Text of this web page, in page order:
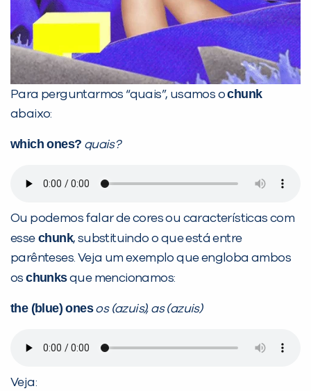
Para perguntarmos “quais”, usamos ochunk
abaixo:
which ones? quais?
Ou podemos falar de cores ou características com
essechunk, substituindo o que está entre
parênteses. Veja um exemplo que engloba ambos
oschunksque mencionamos:
the (blue) ones os (azuis), as (azuis)
Veja: